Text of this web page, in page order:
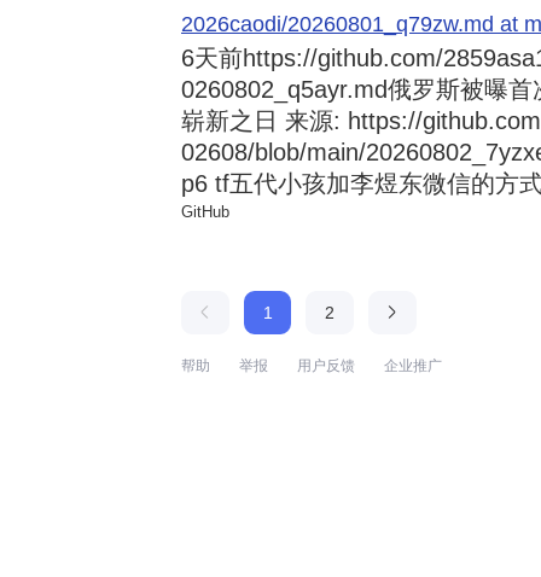
2026caodi/20260801_q79zw.md at
6天前https://github.com/
0260802_q5ayr.md俄罗斯被曝
崭新之日 来源: https://
02608/blob/main/
p6 tf五代小孩加李煜东微信的方
GitHub
1 2
帮助 举报 用户反馈 企业推广